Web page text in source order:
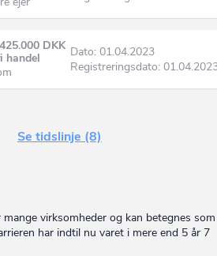
DKK
handel
Dato: 01.04.2023
Registreringsdato:
Se tidslinje (8)
virksomheder og kan betegnes
har indtil nu varet i mere end 5 år 7